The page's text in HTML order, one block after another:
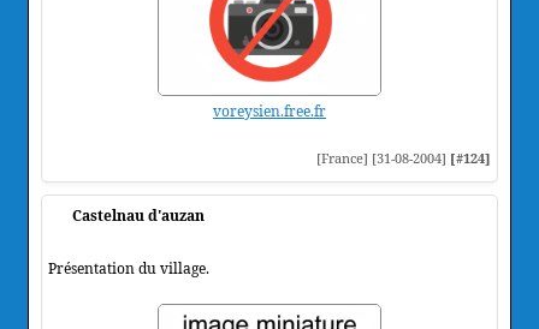
voreysien.free.fr
[France] [31-08-2004] [#124]
Castelnau d'auzan
Présentation du village.